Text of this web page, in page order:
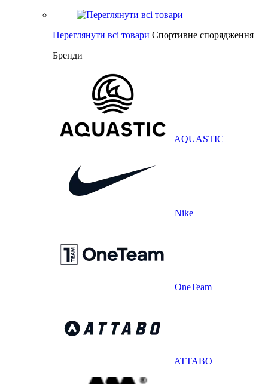
Переглянути всі товари Спортивне спорядження
Бренди
AQUASTIC
Nike
OneTeam
ATTABO